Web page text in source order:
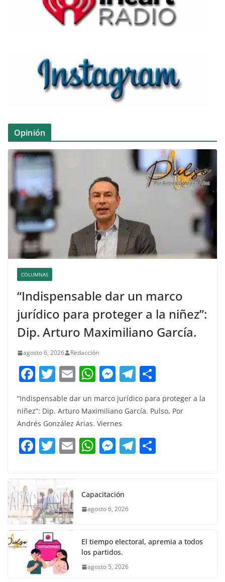
Opinión
COLUMNAS
“Indispensable dar un marco
jurídico para proteger a la niñez”:
Dip. Arturo Maximiliano García.
agosto 6, 2026 Redacción
F
c
e
b
o
k
T
w
itt
er
E
ai
l
W
at
s
A
p
M
e
ss
e
n
g
T
e
a
m
m
“Indispensable dar un marco jurídico para proteger a la
niñez”: Dip. Arturo Maximiliano García. Pulso, Por
Andrés González Arias. Viernes
F
c
e
b
o
o
k
T
itt
er
E W
s
A
p
M
e
n
er
T
Capacitación
agosto 6, 2026
El tiempo electoral, apremia a todos
los partidos.
agosto 5, 2026